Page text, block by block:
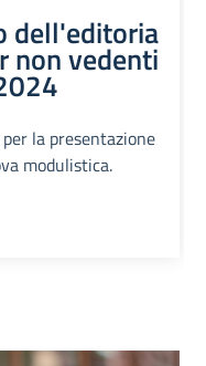
dell'editoria
non vedenti
la presentazione
modulistica.